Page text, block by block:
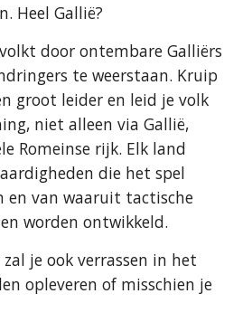
Heel Gallië?
door ontembare Galliërs
te weerstaan. Kruip
groot leider en leid je volk
niet alleen via Gallië,
Romeinse rijk. Elk land
die het spel
en van waaruit tactische
worden ontwikkeld.
je ook verrassen in het
opleveren of misschien je